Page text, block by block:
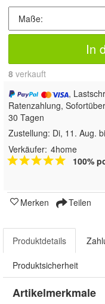
In
8 verkauft
,
Ratenzahlung,
30 Tagen
Zustellung: Di, 11. Aug.
Verkäufer: 4home
100%
Merken Teilen
Produktdetails
Produktsicherheit
Artikelmerkmale